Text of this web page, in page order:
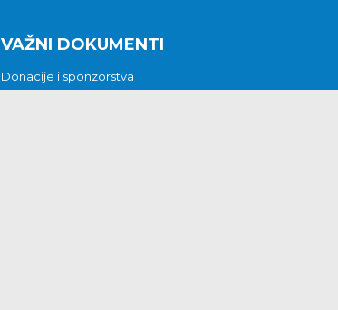
VAŽNI DOKUMENTI
Donacije i sponzorstva